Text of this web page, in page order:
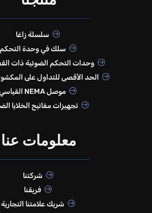
سلسلة زاغا
سلك في وحدة التحكم
وحدات التحكم الضوئية ذات
الحد الأقصى للتداول على
موصل NEMA القياسي
تجهيزات مفاتيح الخلايا
معلومات عنا
شركتنا
فريقنا
شريك علامتنا التجارية